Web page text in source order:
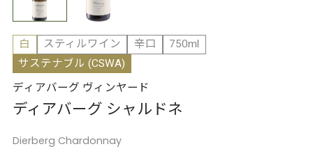
白 スティルワイン 辛口
750ml
サステナブル (CSWA)
ディアバーグ ヴィンヤード
ディアバーグ シャルドネ
Dierberg Chardonnay